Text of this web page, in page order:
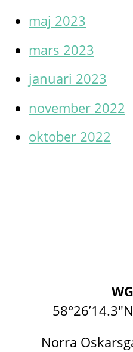
maj 2023
mars 2023
januari 2023
november 2022
oktober 2022
Norra